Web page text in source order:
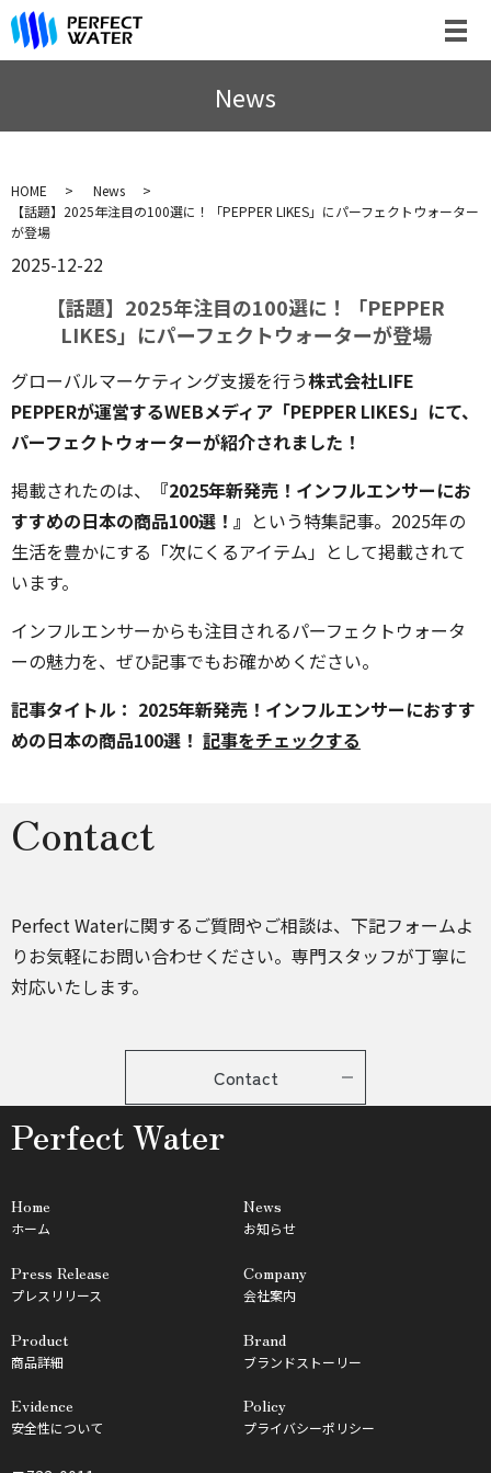
News
HOME
News
【話題】2025年注目の100選に！「PEPPER LIKES」にパーフェクトウォーター
が登場
2025-12-22
【話題】2025年注目の100選に！「PEPPER
LIKES」にパーフェクトウォーターが登場
グローバルマーケティング支援を行う株式会社LIFE
PEPPERが運営するWEBメディア「PEPPER LIKES」にて、
パーフェクトウォーターが紹介されました！
掲載されたのは、
『2025年新発売！インフルエンサーにお
すすめの日本の商品100選！』 という特集記事。2025年の
生活を豊かにする「次にくるアイテム」として掲載されて
います。
インフルエンサーからも注目されるパーフェクトウォータ
ーの魅力を、ぜひ記事でもお確かめください。
記事タイトル： 2025年新発売！インフルエンサーにおすす
めの日本の商品100選！ 記事をチェックする
Contact
Perfect Waterに関するご質問やご相談は、下記フォームよ
りお気軽にお問い合わせください。専門スタッフが丁寧に
対応いたします。
Contact
Perfect Water
Home
ホーム
News
お知らせ
Press Release
プレスリリース
Company
会社案内
Product
商品詳細
Brand
ブランドストーリー
Evidence
安全性について
Policy
プライバシーポリシー